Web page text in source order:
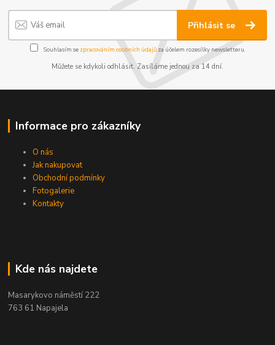
Přihlásit se
Souhlasím se zpracováním osobních údajůza účelem rozesílky newsletteru.
Můžete se kdykoli odhlásit. Zasíláme jednou za 14 dní.
Informace pro zákazníky
O nás
Jak nakupovat
Obchodní podmínky
Fotogalerie
Kontakty
Kde nás najdete
Masarykovo náměstí 222
763 61 Napajela